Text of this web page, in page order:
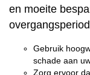
en moeite
Gebruik
schade aan
Zorg ervoor